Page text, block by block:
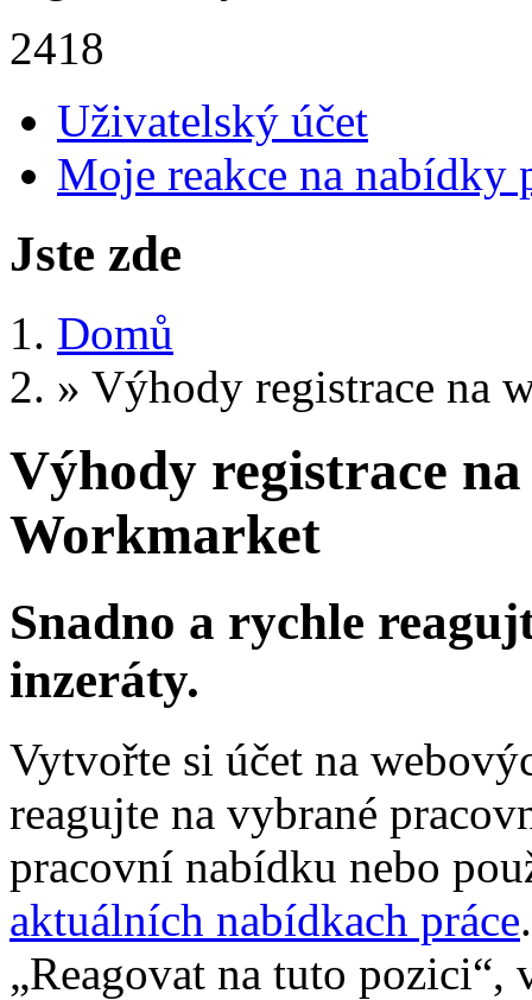
2418
Uživatelský účet
Moje reakce na nabídky
Jste zde
Domů
» Výhody registrace na
Výhody registrace
Workmarket
Snadno a rychle
inzeráty.
Vytvořte si účet na
reagujte na vybrané
pracovní nabídku nebo
aktuálních nabídkach práce
„Reagovat na tuto